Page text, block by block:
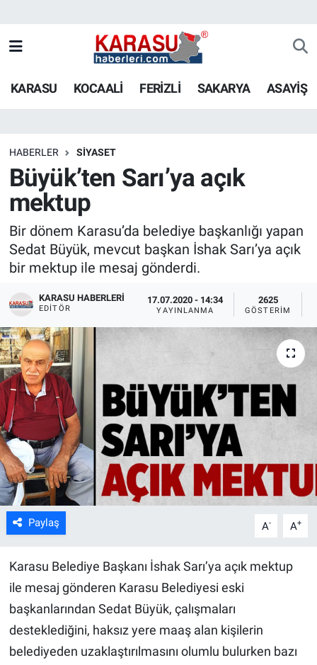
KARASU KOCAALİ FERİZLİ SAKARYA ASAYİŞ
HABERLER SİYASET
Büyük’ten Sarı’ya açık
mektup
Bir dönem Karasu’da belediye başkanlığı yapan
Sedat Büyük, mevcut başkan İshak Sarı’ya açık
bir mektup ile mesaj gönderdi.
KARASU HABERLERI
EDITÖR
17.07.2020 - 14:34
YAYINLANMA
2625
GÖSTERIM
Paylaş A- A+
Karasu Belediye Başkanı İshak Sarı’ya açık mektup
ile mesaj gönderen Karasu Belediyesi eski
başkanlarından Sedat Büyük, çalışmaları
desteklediğini, haksız yere maaş alan kişilerin
belediyeden uzaklaştırılmasını olumlu bulurken bazı